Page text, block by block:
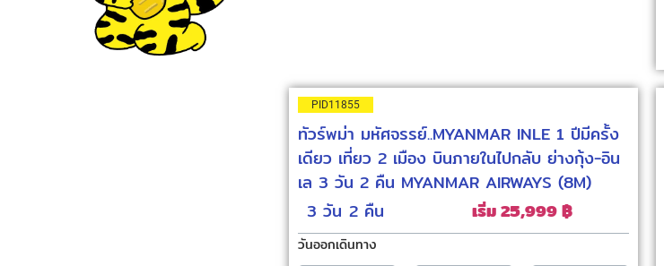
PID11855
ทัวร์พม่า มหัศจรรย์..MYANMAR INLE 1 ปีมีครั้ง
เดียว เที่ยว 2 เมือง บินภายในไปกลับ ย่างกุ้ง-อิน
เล 3 วัน 2 คืน MYANMAR AIRWAYS (8M)
3 วัน 2 คืน เริ่ม 25,999 ฿
วันออกเดินทาง